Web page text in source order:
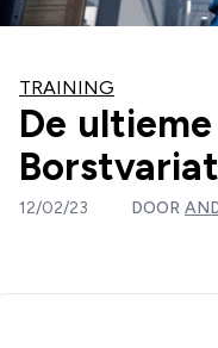
TRAINING
De
12/02/23 DOOR